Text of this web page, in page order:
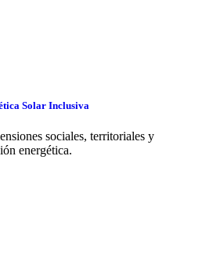
Solar Inclusiva
sociales, territoriales y
energética.